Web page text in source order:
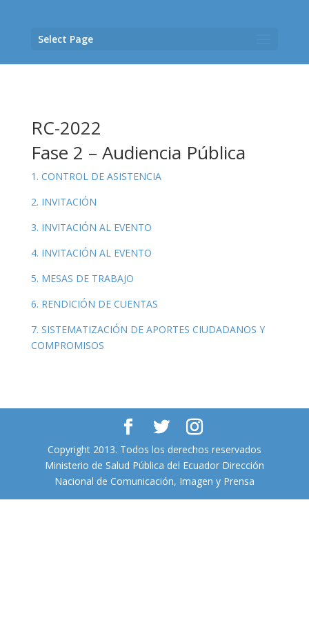
Select Page
RC-2022
Fase 2 – Audiencia Pública
1. CONTROL DE ASISTENCIA
2. INVITACIÓN
3. INVITACIÓN AL EVENTO
4. INVITACIÓN AL EVENTO
5. MESAS DE TRABAJO
6. RENDICIÓN DE CUENTAS
7. SISTEMATIZACIÓN DE APORTES CIUDADANOS Y
COMPROMISOS
Copyright 2013. Todos los derechos reservados
Ministerio de Salud Pública del Ecuador Dirección
Nacional de Comunicación, Imagen y Prensa